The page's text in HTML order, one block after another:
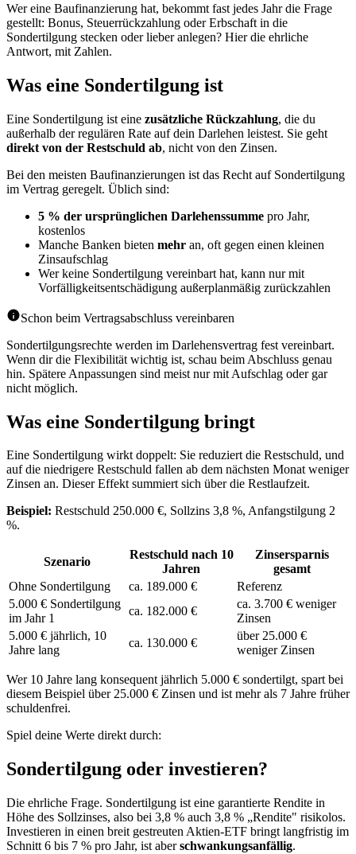
Wer eine Baufinanzierung hat, bekommt fast jedes Jahr die Frage
gestellt: Bonus, Steuerrückzahlung oder Erbschaft in die
Sondertilgung stecken oder lieber anlegen? Hier die ehrliche
Antwort, mit Zahlen.
Was eine Sondertilgung ist
Eine Sondertilgung ist eine zusätzliche Rückzahlung, die du
außerhalb der regulären Rate auf dein Darlehen leistest. Sie geht
direkt von der Restschuld ab, nicht von den Zinsen.
Bei den meisten Baufinanzierungen ist das Recht auf Sondertilgung
im Vertrag geregelt. Üblich sind:
5 % der ursprünglichen Darlehenssumme pro Jahr,
kostenlos
Manche Banken bieten mehr an, oft gegen einen kleinen
Zinsaufschlag
Wer keine Sondertilgung vereinbart hat, kann nur mit
Vorfälligkeitsentschädigung außerplanmäßig zurückzahlen
Schon beim Vertragsabschluss vereinbaren
Sondertilgungsrechte werden im Darlehensvertrag fest vereinbart.
Wenn dir die Flexibilität wichtig ist, schau beim Abschluss genau
hin. Spätere Anpassungen sind meist nur mit Aufschlag oder gar
nicht möglich.
Was eine Sondertilgung bringt
Eine Sondertilgung wirkt doppelt: Sie reduziert die Restschuld, und
auf die niedrigere Restschuld fallen ab dem nächsten Monat weniger
Zinsen an. Dieser Effekt summiert sich über die Restlaufzeit.
Beispiel: Restschuld 250.000 €, Sollzins 3,8 %, Anfangstilgung 2
%.
Szenario
Restschuld nach 10
Jahren
Zinsersparnis
gesamt
Ohne Sondertilgung
ca. 189.000 €
Referenz
5.000 € Sondertilgung
im Jahr 1
ca. 182.000 €
ca. 3.700 € weniger
Zinsen
5.000 € jährlich, 10
Jahre lang
ca. 130.000 €
über 25.000 €
weniger Zinsen
Wer 10 Jahre lang konsequent jährlich 5.000 € sondertilgt, spart bei
diesem Beispiel über 25.000 € Zinsen und ist mehr als 7 Jahre früher
schuldenfrei.
Spiel deine Werte direkt durch:
Sondertilgung oder investieren?
Die ehrliche Frage. Sondertilgung ist eine garantierte Rendite in
Höhe des Sollzinses, also bei 3,8 % auch 3,8 % „Rendite" risikolos.
Investieren in einen breit gestreuten Aktien-ETF bringt langfristig im
Schnitt 6 bis 7 % pro Jahr, ist aberschwankungsanfällig.